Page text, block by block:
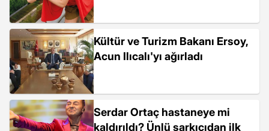
Kültür ve Turizm Bakanı Ersoy,
Acun Ilıcalı'yı ağırladı
Serdar Ortaç hastaneye mi
kaldırıldı? Ünlü şarkıcıdan ilk